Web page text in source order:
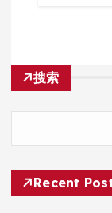
搜索
Recent